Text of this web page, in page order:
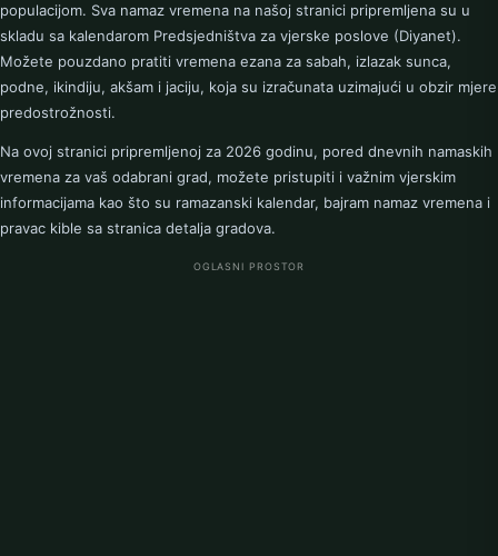
populacijom. Sva namaz vremena na našoj stranici pripremljena su u
skladu sa kalendarom Predsjedništva za vjerske poslove (Diyanet).
Možete pouzdano pratiti vremena ezana za sabah, izlazak sunca,
podne, ikindiju, akšam i jaciju, koja su izračunata uzimajući u obzir mjere
predostrožnosti.
Na ovoj stranici pripremljenoj za 2026 godinu, pored dnevnih namaskih
vremena za vaš odabrani grad, možete pristupiti i važnim vjerskim
informacijama kao što su ramazanski kalendar, bajram namaz vremena i
pravac kible sa stranica detalja gradova.
OGLASNI PROSTOR